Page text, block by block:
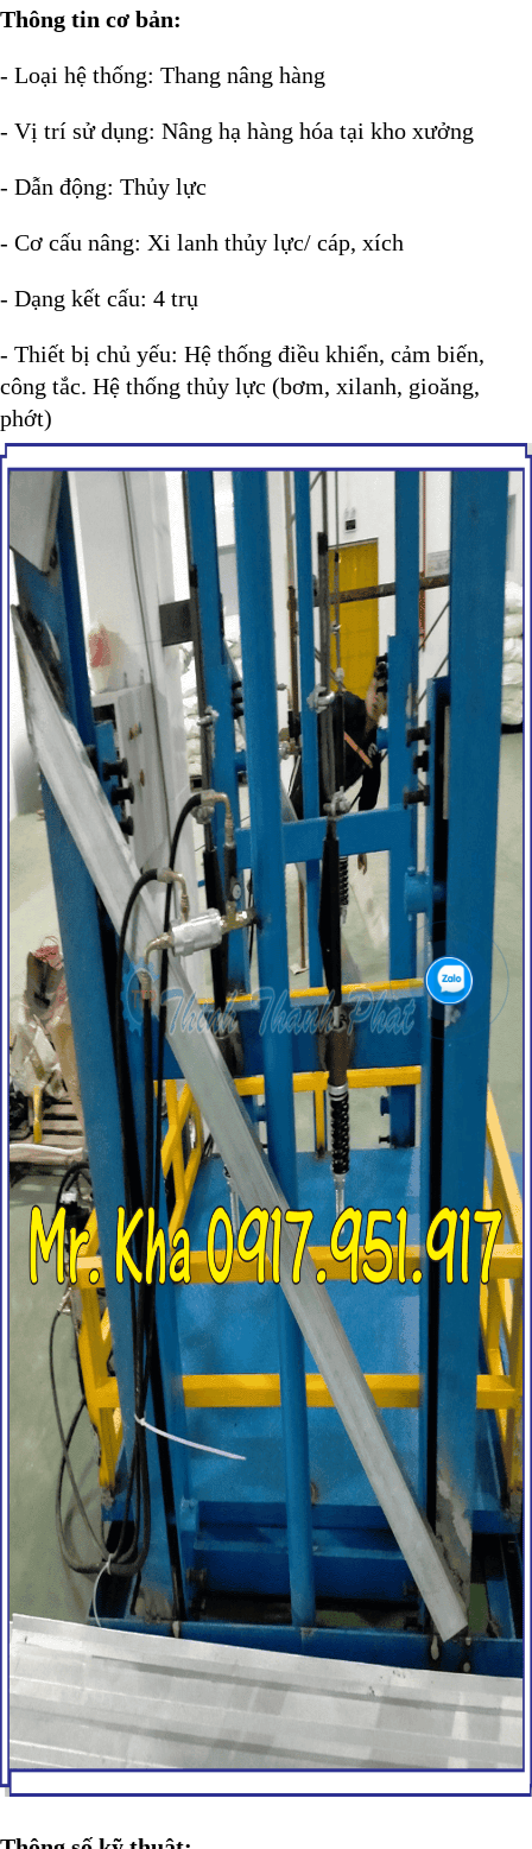
Thông tin cơ bản:
- Loại hệ thống: Thang nâng hàng
- Vị trí sử dụng: Nâng hạ hàng hóa tại kho xưởng
- Dẫn động: Thủy lực
- Cơ cấu nâng: Xi lanh thủy lực/ cáp, xích
- Dạng kết cấu: 4 trụ
- Thiết bị chủ yếu: Hệ thống điều khiển, cảm biến,
công tắc. Hệ thống thủy lực (bơm, xilanh, gioăng,
phớt)